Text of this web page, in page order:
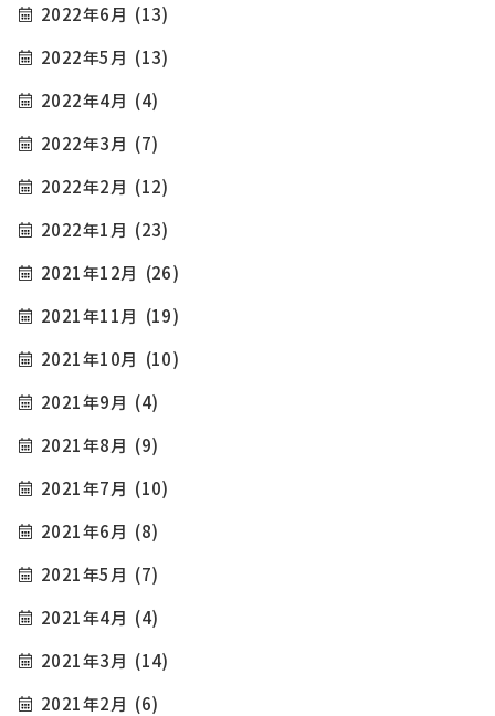
2022年6月 (13)
2022年5月 (13)
2022年4月 (4)
2022年3月 (7)
2022年2月 (12)
2022年1月 (23)
2021年12月 (26)
2021年11月 (19)
2021年10月 (10)
2021年9月 (4)
2021年8月 (9)
2021年7月 (10)
2021年6月 (8)
2021年5月 (7)
2021年4月 (4)
2021年3月 (14)
2021年2月 (6)